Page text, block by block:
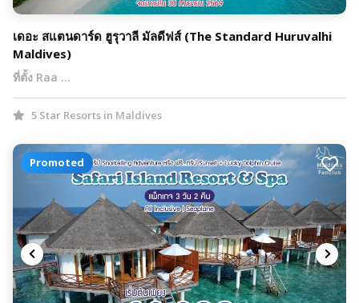
เดอะ สแตนดาร์ด ฮูรุวาลี มัลดีฟส์ (The Standard Huruvalhi
Maldives)
ที่ตั้ง Raa …
5 Star Resorts in Maldives
Promoted